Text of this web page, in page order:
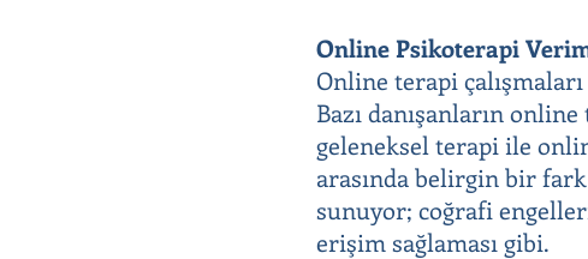
Online Psikoterapi
Online terapi
Bazı danışanların
geleneksel terapi ile
arasında belirgin bir
sunuyor; coğrafi
erişim sağlaması gibi.